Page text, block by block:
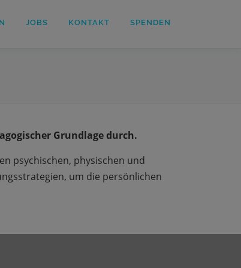
JOBS KONTAKT SPENDEN
Grundlage durch.
psychischen, physischen und
um die persönlichen